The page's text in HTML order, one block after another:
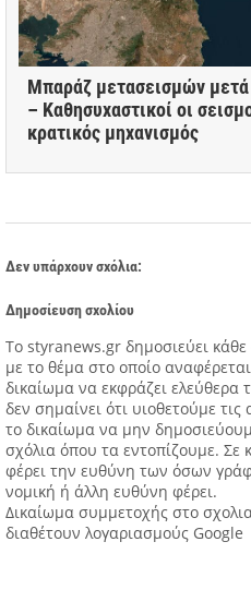
Μπαράζ μετασεισμών μετά
– Καθησυχαστικοί οι
κρατικός μηχανισμός
Δεν υπάρχουν σχόλια:
Δημοσίευση σχολίου
Tο styranews.gr δημοσιεύει κάθε
με το θέμα στο οποίο
δικαίωμα να εκφράζει ελεύθερα
δεν σημαίνει ότι υιοθετούμε
το δικαίωμα να μην
σχόλια όπου τα εντοπίζουμε. Σε
φέρει την ευθύνη των όσων
νομική ή άλλη ευθύνη φέρει.
Δικαίωμα συμμετοχής στο
διαθέτουν λογαριασμούς Google